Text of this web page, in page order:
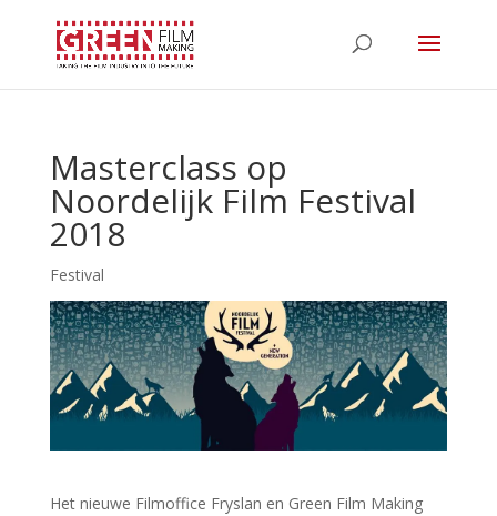
Masterclass op
Noordelijk Film Festival
2018
Festival
Het nieuwe Filmoffice Fryslan en Green Film Making